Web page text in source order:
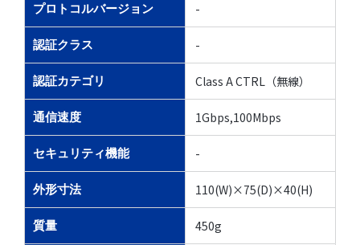
プロトコルバージョン -
認証クラス -
認証カテゴリ Class A CTRL（無線）
通信速度 1Gbps,100Mbps
セキュリティ機能 -
外形寸法 110(W)×75(D)×40(H)
質量 450g